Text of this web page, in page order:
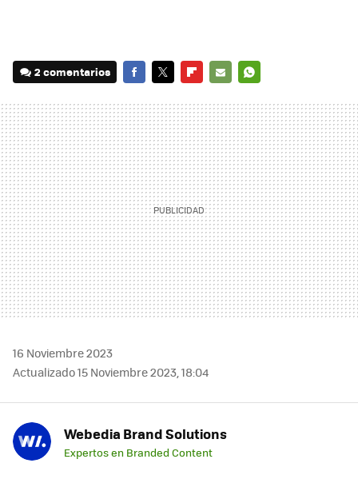
2 comentarios
MAIL
16 Noviembre 2023
Actualizado 15 Noviembre 2023, 18:04
Webedia Brand Solutions
Expertos en Branded Content